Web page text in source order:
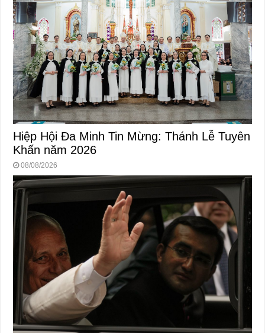
Hiệp Hội Đa Minh Tin Mừng: Thánh Lễ Tuyên
Khấn năm 2026
08/08/2026